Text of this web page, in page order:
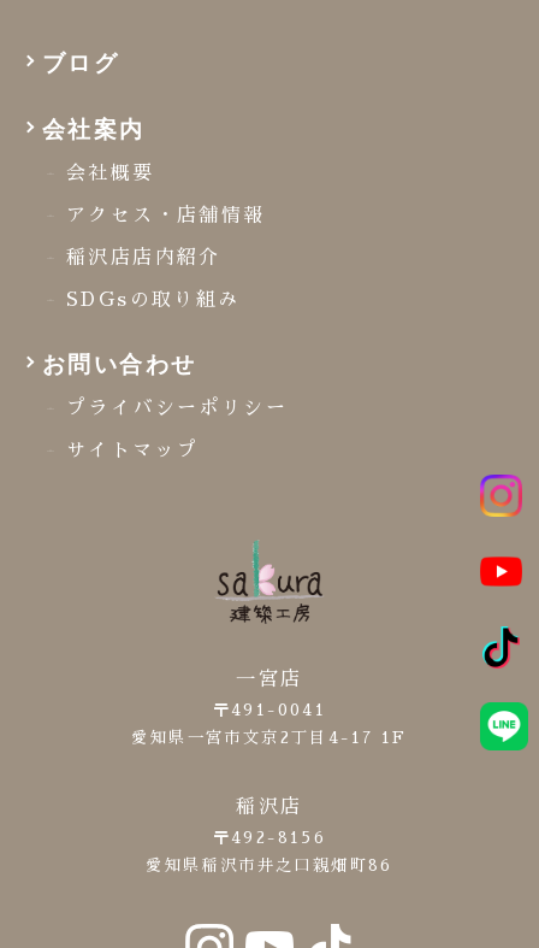
ブログ
会社案内
会社概要
アクセス・店舗情報
稲沢店店内紹介
SDGsの取り組み
お問い合わせ
プライバシーポリシー
サイトマップ
一宮店
〒491-0041
愛知県一宮市文京2丁目4-17 1F
稲沢店
〒492-8156
愛知県稲沢市井之口親畑町86